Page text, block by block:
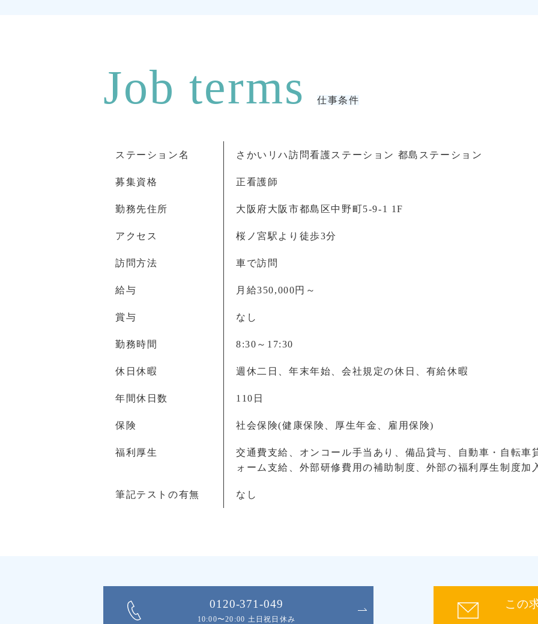
仕事条件
ステーション名 さかいリハ訪問看護ステーション 都島ステーション
募集資格 正看護師
勤務先住所 大阪府大阪市都島区中野町5-9-1 1F
アクセス 桜ノ宮駅より徒歩3分
訪問方法 車で訪問
給与 月給350,000円～
賞与 なし
勤務時間 8:30～17:30
休日休暇 週休二日、年末年始、会社規定の休日、有給休暇
年間休日数 110日
保険 社会保険(健康保険、厚生年金、雇用保険)
福利厚生
交通費支給、オンコール手当あり、備品貸与、自動車・自転車
ォーム支給、外部研修費用の補助制度、外部の福利厚生制度加
筆記テストの有無 なし
0120-371-049
10:00〜20:00 土日祝日休み
この